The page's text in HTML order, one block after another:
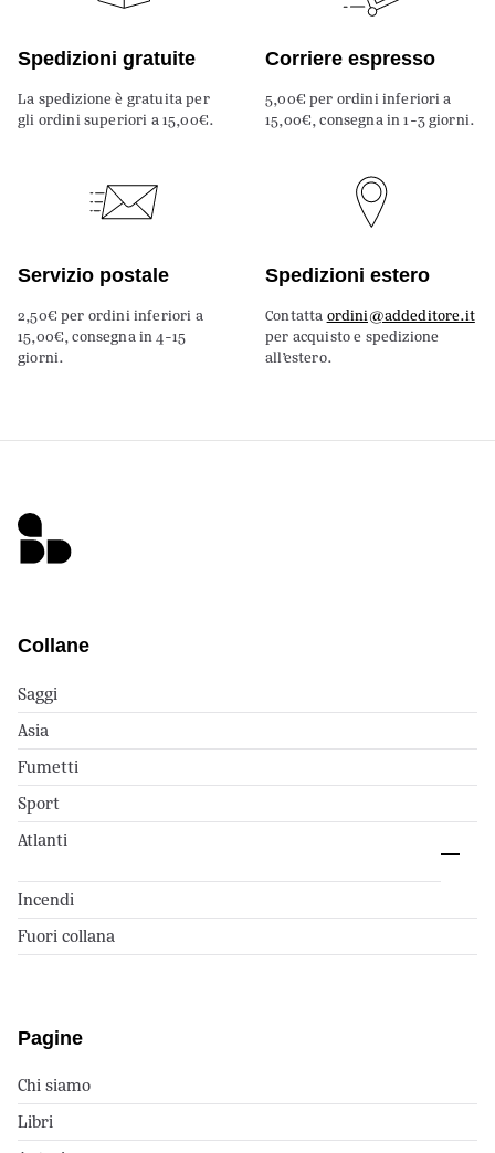
Spedizioni gratuite
La spedizione è gratuita per
gli ordini superiori a 15,00€.
Corriere espresso
5,00€ per ordini inferiori a
15,00€, consegna in 1-3 giorni.
Servizio postale
2,50€ per ordini inferiori a
15,00€, consegna in 4-15
giorni.
Spedizioni estero
Contatta ordini@addeditore.it
per acquisto e spedizione
all’estero.
Collane
Saggi
Asia
Fumetti
Sport
Atlanti
Incendi
Fuori collana
Pagine
Chi siamo
Libri